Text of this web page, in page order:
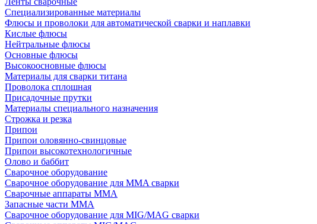
Специализированные материалы
Флюсы и проволоки для автоматической сварки и наплавки
Кислые флюсы
Нейтральные флюсы
Основные флюсы
Высокоосновные флюсы
Материалы для сварки титана
Проволока сплошная
Присадочные прутки
Материалы специального назначения
Строжка и резка
Припои
Припои оловянно-свинцовые
Припои высокотехнологичные
Олово и баббит
Сварочное оборудование
Сварочное оборудование для MMA сварки
Сварочные аппараты MMA
Запасные части MMA
Сварочное оборудование для MIG/MAG сварки